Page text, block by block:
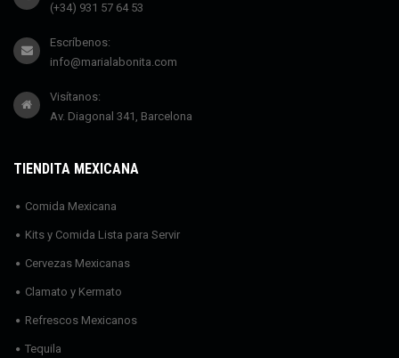
(+34) 931 57 64 53
Escríbenos:
info@marialabonita.com
Visítanos:
Av. Diagonal 341, Barcelona
TIENDITA MEXICANA
Comida Mexicana
Kits y Comida Lista para Servir
Cervezas Mexicanas
Clamato y Kermato
Refrescos Mexicanos
Tequila